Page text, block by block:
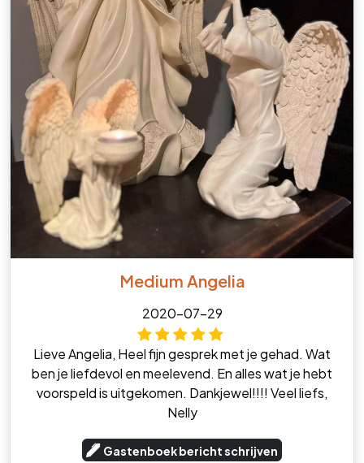
Medium Angelia
2020-07-29
Lieve Angelia, Heel fijn gesprek met je gehad. Wat
ben je liefdevol en meelevend. En alles wat je hebt
voorspeld is uitgekomen. Dankjewel!!!! Veel liefs,
Nelly
Gastenboek bericht schrijven